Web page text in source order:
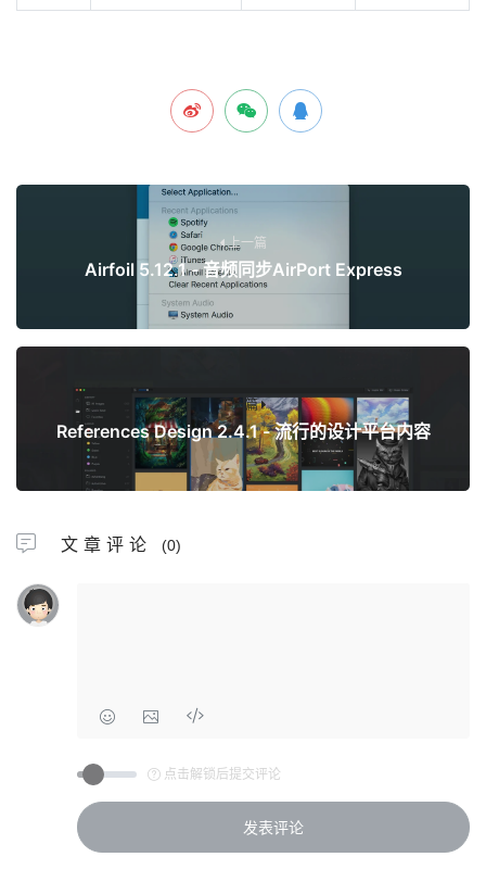
上一篇
Airfoil 5.12.1 - 音频同步AirPort Express
下一篇
References Design 2.4.1 - 流行的设计平台内容
文章评论 (0)
点击解锁后提交评论